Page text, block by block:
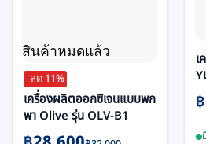
สินค้าหมดแล้ว
ลด 11%
เครื่องผลิตออกซิเจนแบบพก
พา Olive รุ่น OLV-B1
Original
Current
เ
฿